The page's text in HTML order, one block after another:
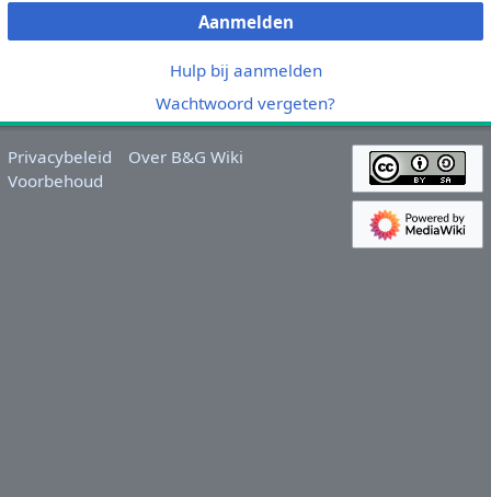
Aanmelden
Hulp bij aanmelden
Wachtwoord vergeten?
Privacybeleid
Over B&G Wiki
Voorbehoud